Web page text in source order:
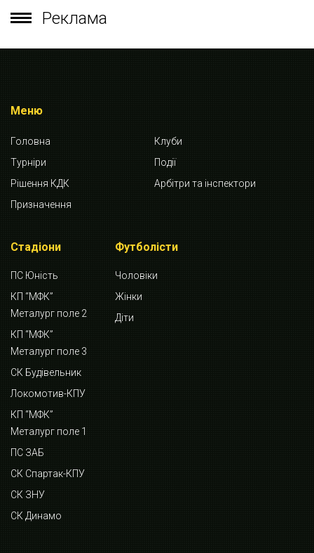
Реклама
Меню
Головна
Клуби
Турніри
Події
Рішення КДК
Арбітри та інспектори
Призначення
Стадіони
ПС Юність
КП “МФК”
Металург поле 2
КП “МФК”
Металург поле 3
СК Будівельник
Локомотив-КПУ
КП “МФК”
Металург поле 1
ПС ЗАБ
СК Спартак-КПУ
СК ЗНУ
СК Динамо
Футболісти
Чоловіки
Жінки
Діти